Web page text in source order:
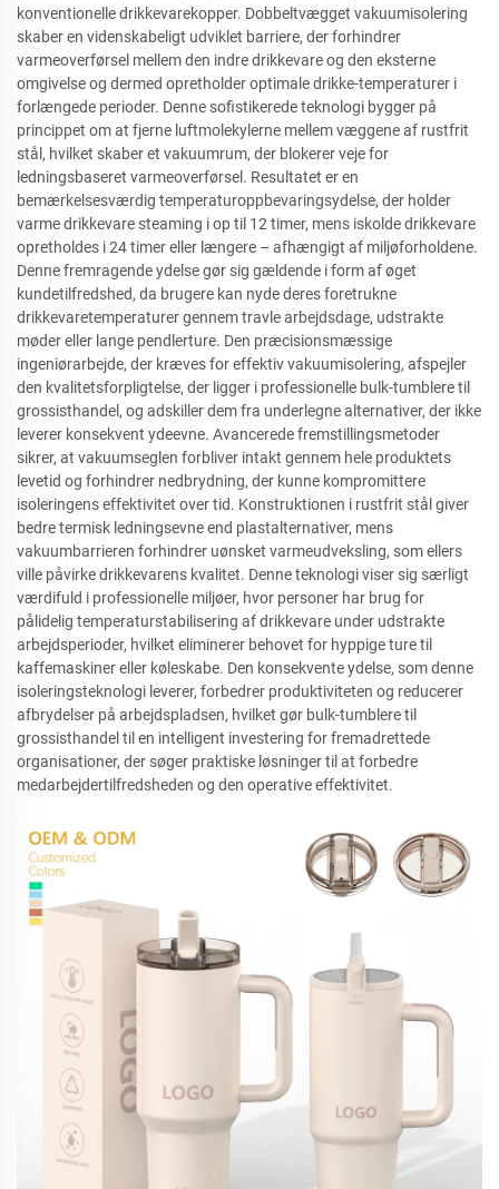
konventionelle drikkevarekopper. Dobbeltvægget vakuumisolering
skaber en videnskabeligt udviklet barriere, der forhindrer
varmeoverførsel mellem den indre drikkevare og den eksterne
omgivelse og dermed opretholder optimale drikke-temperaturer i
forlængede perioder. Denne sofistikerede teknologi bygger på
princippet om at fjerne luftmolekylerne mellem væggene af rustfrit
stål, hvilket skaber et vakuumrum, der blokerer veje for
ledningsbaseret varmeoverførsel. Resultatet er en
bemærkelsesværdig temperaturoppbevaringsydelse, der holder
varme drikkevare steaming i op til 12 timer, mens iskolde drikkevare
opretholdes i 24 timer eller længere – afhængigt af miljøforholdene.
Denne fremragende ydelse gør sig gældende i form af øget
kundetilfredshed, da brugere kan nyde deres foretrukne
drikkevaretemperaturer gennem travle arbejdsdage, udstrakte
møder eller lange pendlerture. Den præcisionsmæssige
ingeniørarbejde, der kræves for effektiv vakuumisolering, afspejler
den kvalitetsforpligtelse, der ligger i professionelle bulk-tumblere til
grossisthandel, og adskiller dem fra underlegne alternativer, der ikke
leverer konsekvent ydeevne. Avancerede fremstillingsmetoder
sikrer, at vakuumseglen forbliver intakt gennem hele produktets
levetid og forhindrer nedbrydning, der kunne kompromittere
isoleringens effektivitet over tid. Konstruktionen i rustfrit stål giver
bedre termisk ledningsevne end plastalternativer, mens
vakuumbarrieren forhindrer uønsket varmeudveksling, som ellers
ville påvirke drikkevarens kvalitet. Denne teknologi viser sig særligt
værdifuld i professionelle miljøer, hvor personer har brug for
pålidelig temperaturstabilisering af drikkevare under udstrakte
arbejdsperioder, hvilket eliminerer behovet for hyppige ture til
kaffemaskiner eller køleskabe. Den konsekvente ydelse, som denne
isoleringsteknologi leverer, forbedrer produktiviteten og reducerer
afbrydelser på arbejdspladsen, hvilket gør bulk-tumblere til
grossisthandel til en intelligent investering for fremadrettede
organisationer, der søger praktiske løsninger til at forbedre
medarbejdertilfredsheden og den operative effektivitet.